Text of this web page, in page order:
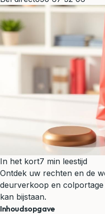
In het kort7 min leestijd
Ontdek uw rechten en de
deurverkoop en colportage
kan bijstaan.
Inhoudsopgave